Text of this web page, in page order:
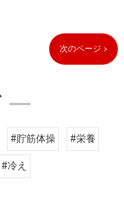
次のページ >
#貯筋体操
#栄養
#冷え